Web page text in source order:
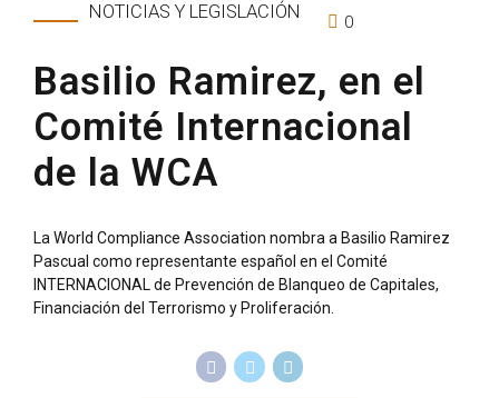
NOTICIAS Y LEGISLACIÓN 0
Basilio Ramirez, en el
Comité Internacional
de la WCA
La World Compliance Association nombra a Basilio Ramirez
Pascual como representante español en el Comité
INTERNACIONAL de Prevención de Blanqueo de Capitales,
Financiación del Terrorismo y Proliferación.